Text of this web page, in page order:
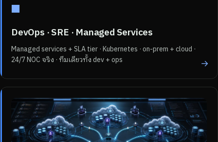
■
DevOps · SRE · Managed Services
Managed services + SLA tier · Kubernetes · on-prem + cloud ·
24/7 NOC จริง · ทีมเดียวทั้ง dev + ops
→